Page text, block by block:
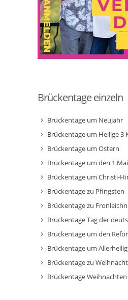
Brückentage einzeln
Brückentage um Neujahr
Brückentage um Heilige 3
Brückentage um Ostern
Brückentage um den 1.Mai
Brückentage um Christi-
Brückentage zu Pfingsten
Brückentage zu
Brückentage Tag der
Brückentage um den
Brückentage um
Brückentage zu
Brückentage